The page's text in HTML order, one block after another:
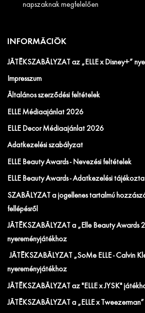
napszaknak megfelelően
INFORMÁCIÓK
JÁTÉKSZABÁLYZAT az „ELLE x Disney+”
Impresszum
Általános szerződési feltételek
ELLE Médiaajánlat 2026
ELLE Decor Médiaajánlat 2026
Adatkezelési szabályzat
ELLE Beauty Awards - Nevezési feltételek
ELLE Beauty Awards - Adatkezelési
SZABÁLYZAT a jogellenes tartalmú
fellépésről
JÁTÉKSZABÁLYZAT a „Elle Beauty Awards
nyereményjátékhoz
JÁTÉKSZABÁLYZAT „SoMe ELLE - Calvin
nyereményjátékhoz
JÁTÉKSZABÁLYZAT az "ELLE x JYSK"
JÁTÉKSZABÁLYZAT a „ELLE x